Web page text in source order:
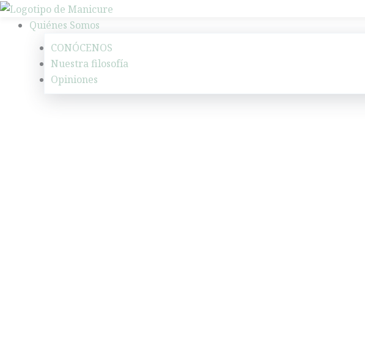
Ir
Quiénes Somos
CONÓCENOS
Nuestra filosofía
Opiniones